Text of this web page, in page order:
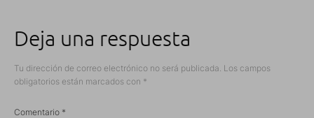
Deja una respuesta
Tu dirección de correo electrónico no será publicada. Los campos
obligatorios están marcados con *
Comentario *